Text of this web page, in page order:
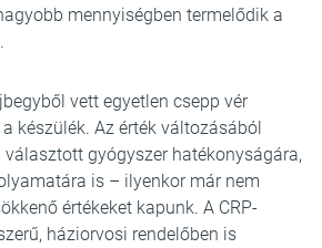
mennyiségben termelődik a
vett egyetlen csepp vér
készülék. Az érték változásából
gyógyszer hatékonyságára,
is – ilyenkor már nem
értékeket kapunk. A CRP-
háziorvosi rendelőben is